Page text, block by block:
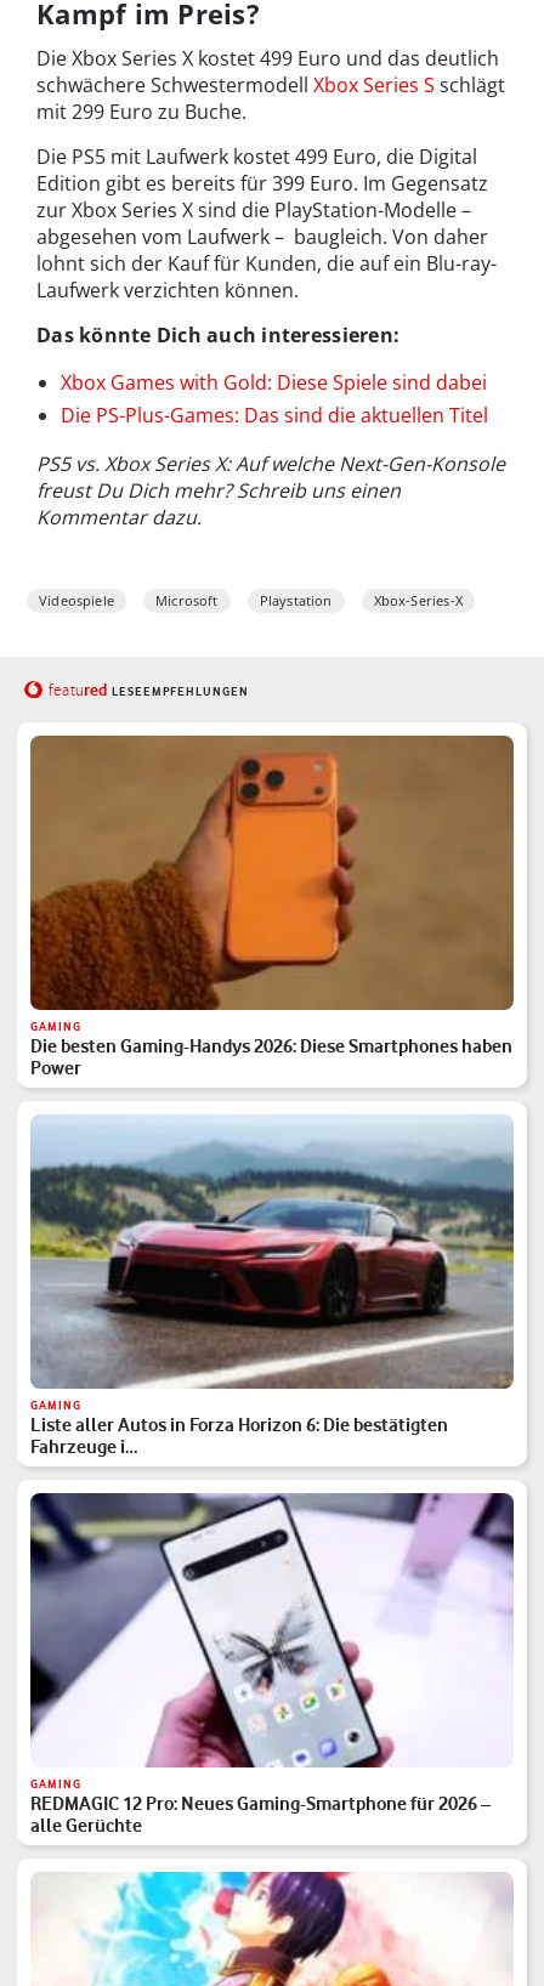
Kampf im Preis?
Die Xbox Series X kostet 499 Euro und das deutlich
schwächere Schwestermodell Xbox Series S schlägt
mit 299 Euro zu Buche.
Die PS5 mit Laufwerk kostet 499 Euro, die Digital
Edition gibt es bereits für 399 Euro. Im Gegensatz
zur Xbox Series X sind die PlayStation-Modelle –
abgesehen vom Laufwerk – baugleich. Von daher
lohnt sich der Kauf für Kunden, die auf ein Blu-ray-
Laufwerk verzichten können.
Das könnte Dich auch interessieren:
Xbox Games with Gold: Diese Spiele sind dabei
Die PS-Plus-Games: Das sind die aktuellen Titel
PS5 vs. Xbox Series X: Auf welche Next-Gen-Konsole
freust Du Dich mehr? Schreib uns einen
Kommentar dazu.
Videospiele Microsoft Playstation Xbox-Series-X
featured LESEEMPFEHLUNGEN
GAMING
Die besten Gaming-Handys 2026: Diese Smartphones haben
Power
GAMING
Liste aller Autos in Forza Horizon 6: Die bestätigten
Fahrzeuge i…
GAMING
REDMAGIC 12 Pro: Neues Gaming-Smartphone für 2026 –
alle Gerüchte